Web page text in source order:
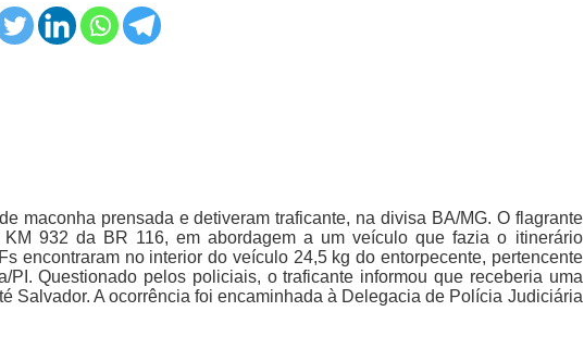
maconha prensada e detiveram traficante, na divisa BA/MG. O flagrante
932 da BR 116, em abordagem a um veículo que fazia o itinerário
encontraram no interior do veículo 24,5 kg do entorpecente, pertencente
Questionado pelos policiais, o traficante informou que receberia uma
Salvador. A ocorrência foi encaminhada à Delegacia de Polícia Judiciária